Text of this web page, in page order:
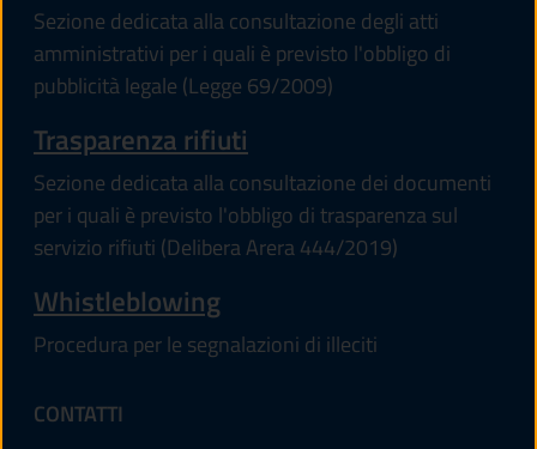
Sezione dedicata alla consultazione degli atti
amministrativi per i quali è previsto l'obbligo di
pubblicità legale (Legge 69/2009)
Trasparenza rifiuti
Sezione dedicata alla consultazione dei documenti
per i quali è previsto l'obbligo di trasparenza sul
servizio rifiuti (Delibera Arera 444/2019)
Whistleblowing
Procedura per le segnalazioni di illeciti
CONTATTI